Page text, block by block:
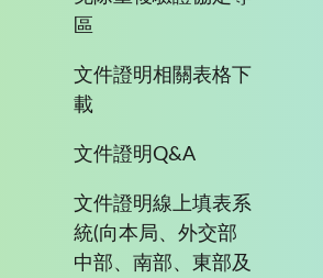
區
文件證明相關表格下
載
文件證明Q&A
文件證明線上填表系
統(向本局、外交部
中部、南部、東部及